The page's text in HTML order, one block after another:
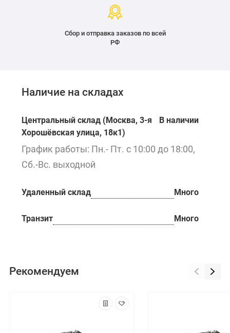
Сбор и отправка заказов по всей
РФ
Наличие на складах
Центральный склад (Москва, 3-я
Хорошёвская улица, 18к1)
В наличии
График работы: Пн.- Пт. с 10:00 до 18:00,
Сб.-Вс. выходной
Удаленный склад Много
Транзит Много
Рекомендуем